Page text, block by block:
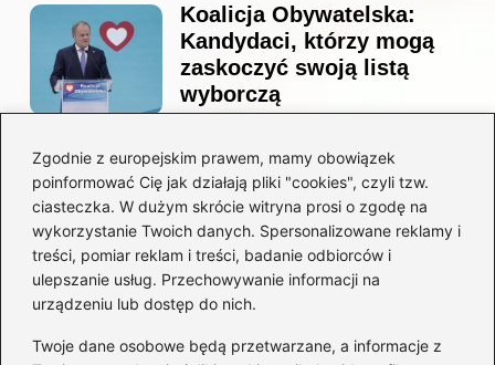
Zgodnie z europejskim prawem, mamy obowiązek
poinformować Cię jak działają pliki "cookies", czyli tzw.
ciasteczka. W dużym skrócie witryna prosi o zgodę na
wykorzystanie Twoich danych. Spersonalizowane reklamy i
treści, pomiar reklam i treści, badanie odbiorców i
ulepszanie usług. Przechowywanie informacji na
urządzeniu lub dostęp do nich.
Twoje dane osobowe będą przetwarzane, a informacje z
Koalicja Obywatelska:
Kandydaci, którzy mogą
zaskoczyć swoją listą
wyborczą
Co naprawdę sprzedał
Tusk? Zaskakujące kulisy
wyprzedaży spółek
państwowych
Borys Budka: odkryj kulisy